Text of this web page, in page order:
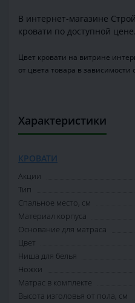
В интернет-магазине
кровати по доступной цене.
Цвет кровати на витрине
от цвета товара в
Характеристики
КРОВАТИ
Акции
Тип
Спальное место, см
Материал корпуса
Основание для матраса
Цвет
Ниша для белья
Ножки
Матрас в комплекте
Высота изголовья от пола, см